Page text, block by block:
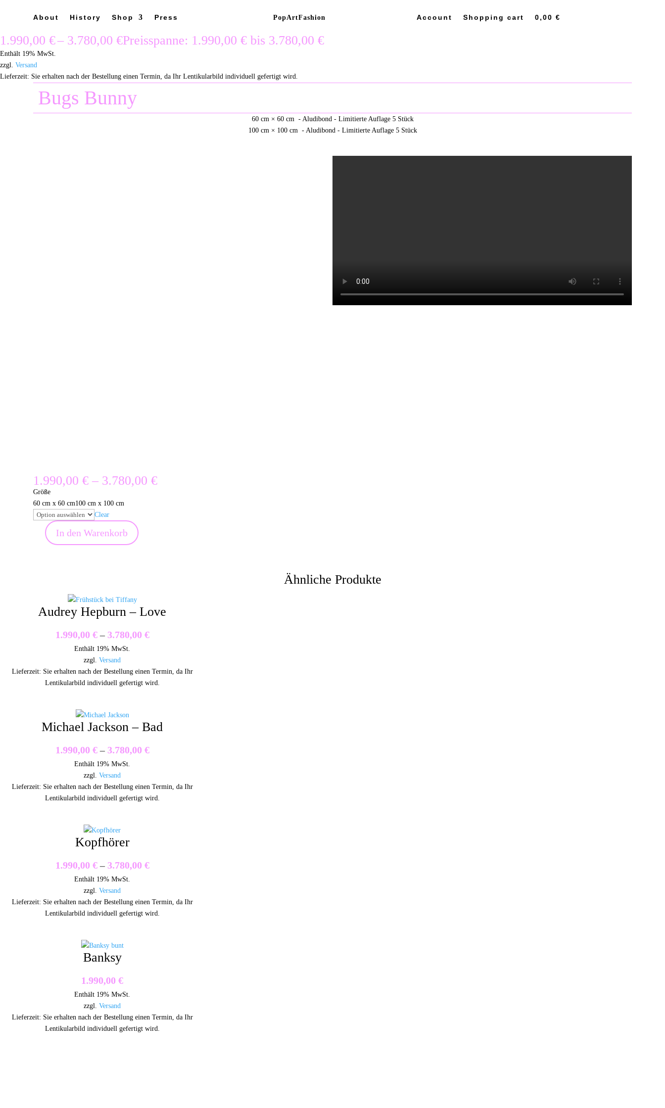
About History Shop Press PopArtFashion Account Shopping cart 0,00 €
1.990,00 €– 3.780,00 €Preisspanne: 1.990,00 € bis 3.780,00 €
Enthält 19% MwSt.
zzgl. Versand
Lieferzeit: Sie erhalten nach der Bestellung einen Termin, da Ihr Lentikularbild individuell gefertigt wird.
Bugs Bunny
60 cm × 60 cm - Aludibond - Limitierte Auflage 5 Stück
100 cm × 100 cm - Aludibond - Limitierte Auflage 5 Stück
1.990,00€ – 3.780,00€Preisspanne:
Größe
60 cm x 60 cm100 cm x 100 cm
Clear
In den Warenkorb
Ähnliche Produkte
Audrey Hepburn – Love
1.990,00 € – 3.780,00 €Preisspanne:
bis
3.780,00 €
Enthält 19% MwSt.
zzgl.Versand
Lieferzeit: Sie erhalten nach der Bestellung einen Termin, da Ihr
Lentikularbild individuell gefertigt wird.
Michael Jackson – Bad
1.990,00 € – 3.780,00 €Preisspanne:
bis
3.780,00 €
Enthält 19% MwSt.
zzgl.Versand
Lieferzeit: Sie erhalten nach der Bestellung einen Termin, da Ihr
Lentikularbild individuell gefertigt wird.
Kopfhörer
1.990,00 € – 3.780,00 €Preisspanne:
bis
3.780,00 €
Enthält 19% MwSt.
zzgl.Versand
Lieferzeit: Sie erhalten nach der Bestellung einen Termin, da Ihr
Lentikularbild individuell gefertigt wird.
Banksy
1.990,00€
Enthält 19% MwSt.
zzgl.Versand
Lieferzeit: Sie erhalten nach der Bestellung einen Termin, da Ihr
Lentikularbild individuell gefertigt wird.